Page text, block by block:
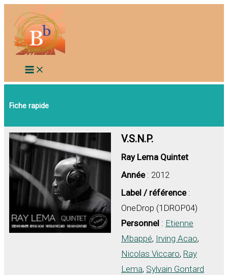
contenu
Fiche rapide
V.S.N.P.
Ray Lema Quintet
Année: 2012
Label / référence:
OneDrop (1DROP04)
Personnel : Etienne
Mbappé, Irving Acao,
Nicolas Viccaro, Ray
Lema, Sylvain Gontard